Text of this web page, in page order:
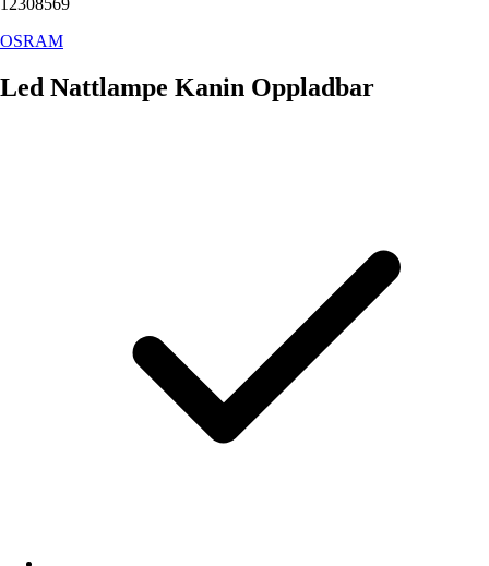
OSRAM
Led Nattlampe Kanin Oppladbar